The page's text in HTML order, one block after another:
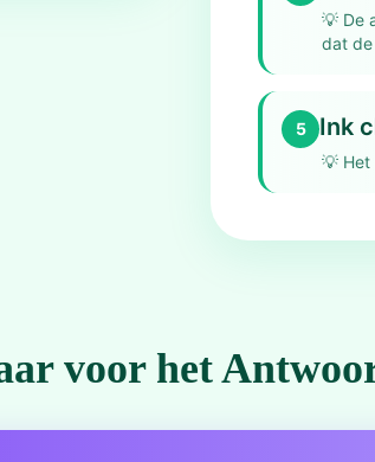
💡 De
dat
5 Ink
💡 Het
voor het